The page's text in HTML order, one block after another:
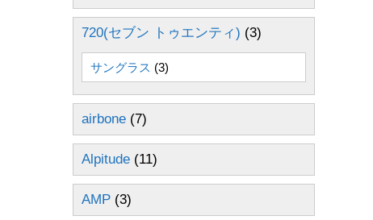
720(セブン トゥエンティ) (3)
サングラス (3)
airbone (7)
Alpitude (11)
AMP (3)